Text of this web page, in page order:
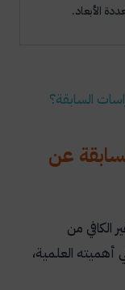
الأبعاد.
السابقة؟
عن
الكافي من
أهميته العلمية،